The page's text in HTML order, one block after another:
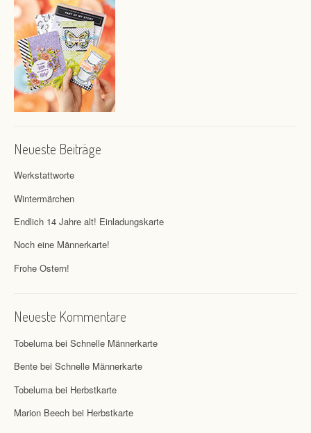
Neueste Beiträge
Werkstattworte
Wintermärchen
Endlich 14 Jahre alt! Einladungskarte
Noch eine Männerkarte!
Frohe Ostern!
Neueste Kommentare
Tobeluma bei Schnelle Männerkarte
Bente bei Schnelle Männerkarte
Tobeluma bei Herbstkarte
Marion Beech bei Herbstkarte